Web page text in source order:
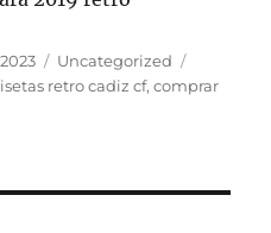
Categorías
Uncategorized
retro cadiz cf,comprar